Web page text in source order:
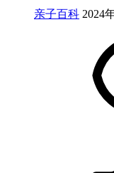
亲子百科 2024